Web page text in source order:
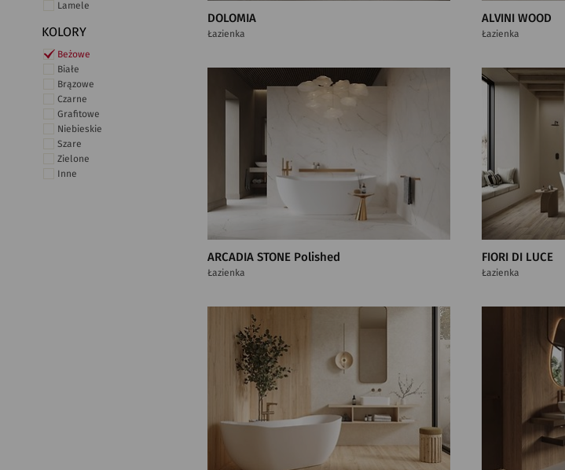
Lamele
KOLORY
Beżowe
Białe
Brązowe
Czarne
Grafitowe
Niebieskie
Szare
Zielone
Inne
DOLOMIA
Łazienka
ALVINI WOOD
Łazienka
ARCADIA STONE Polished
Łazienka
FIORI DI LUCE
Łazienka